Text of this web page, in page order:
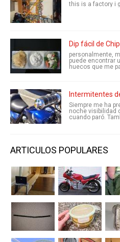
this is a factory i
Dip fácil de
personalmente,
puede encontrar
huecos que me
Intermitentes
Siempre me ha
noche visibilidad
cuando paró.
ARTICULOS POPULARES